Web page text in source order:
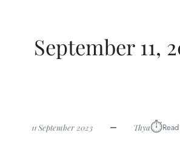
September 11,
11 September 2023 Thya⏱︎